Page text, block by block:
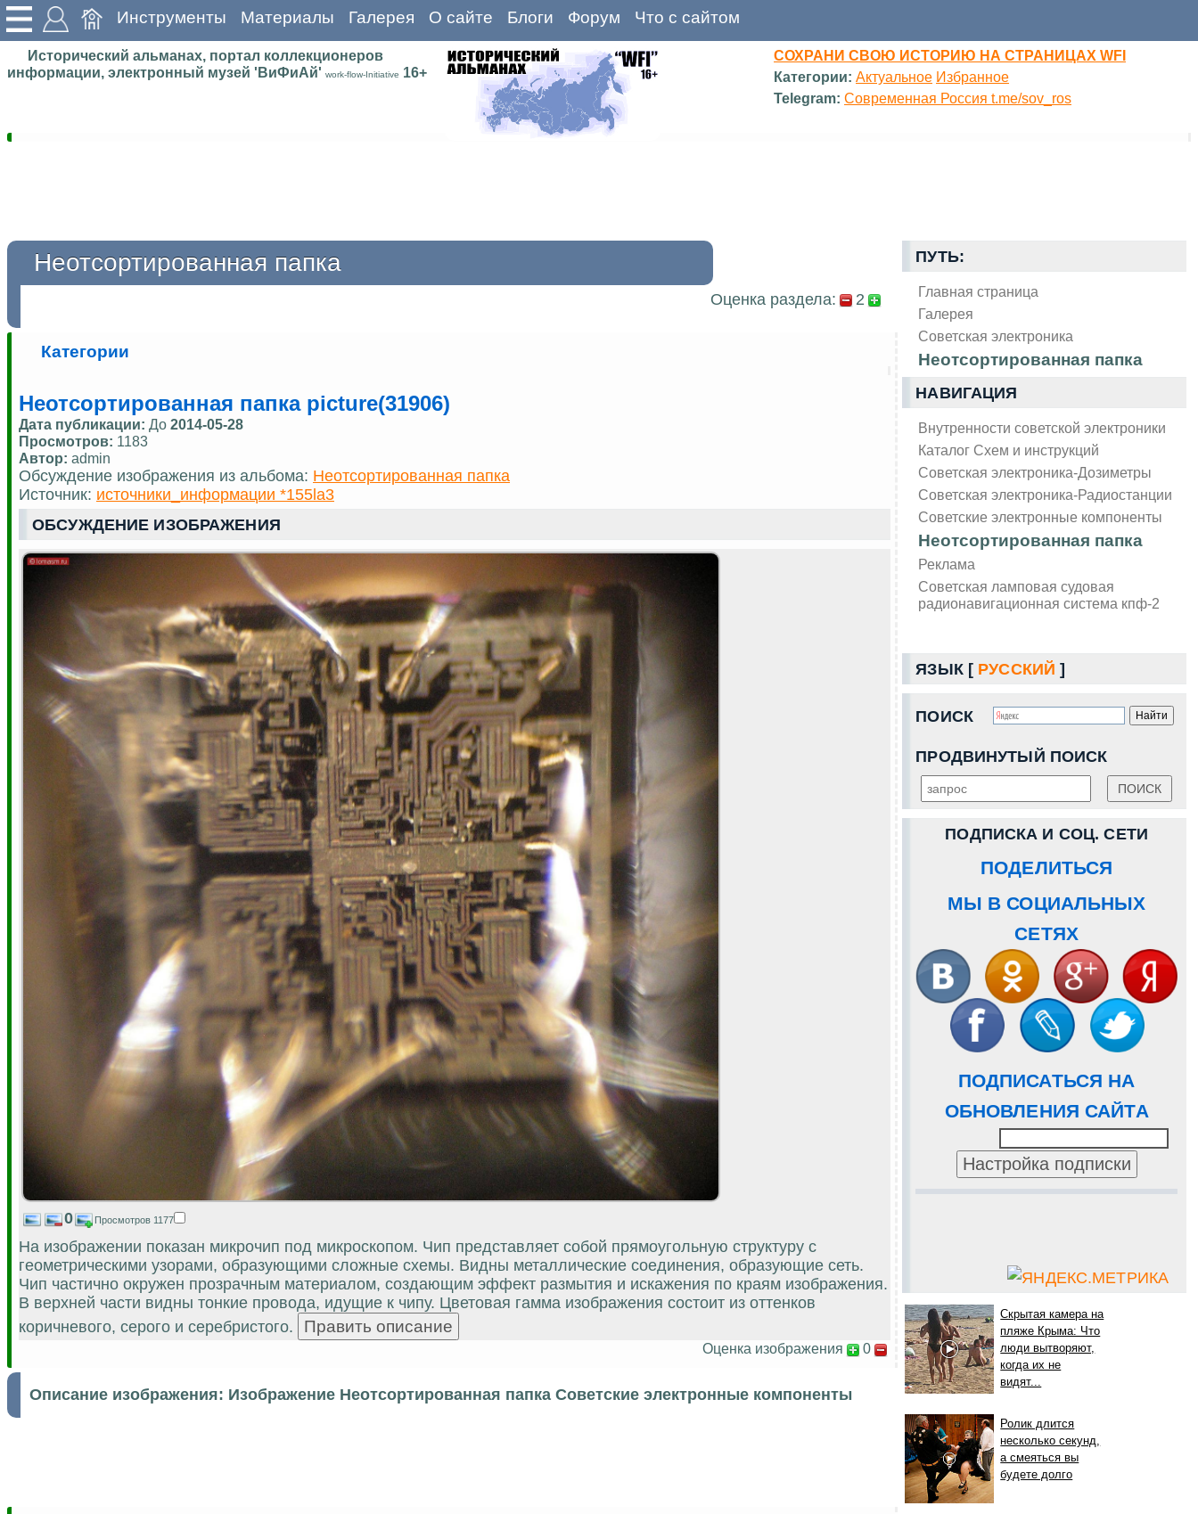
Инструменты Материалы Галерея О сайте Блоги Форум Что с сайтом
Исторический альманах, портал коллекционеров
информации, электронный музей 'ВиФиАй' work-flow-Initiative 16+
СОХРАНИ СВОЮ ИСТОРИЮ НА СТРАНИЦАХ WFI
Категории: Актуальное Избранное
Telegram: Современная Россия t.me/sov_ros
ПУТЬ:
Главная страница
Галерея
Советская электроника
Неотсортированная папка
НАВИГАЦИЯ
Внутренности советской электроники
Каталог Схем и инструкций
Советская электроника-Дозиметры
Советская электроника-Радиостанции
Советские электронные компоненты
Неотсортированная папка
Реклама
Советская ламповая судовая
радионавигационная система кпф-2
ЯЗЫК [ РУССКИЙ ]
ПОИСК
ПРОДВИНУТЫЙ ПОИСК
ПОДПИСКА И СОЦ. СЕТИ
ПОДЕЛИТЬСЯ
МЫ В СОЦИАЛЬНЫХ
СЕТЯХ
ПОДПИСАТЬСЯ НА
ОБНОВЛЕНИЯ САЙТА
Скрытая камера на
пляже Крыма: Что
люди вытворяют,
когда их не
видят...
Ролик длится
несколько секунд,
а смеяться вы
будете долго
Неотсортированная папка
Оценка раздела: 2
Категории
Неотсортированная папка picture(31906)
Дата публикации: До 2014-05-28
Просмотров: 1183
Автор: admin
Обсуждение изображения из альбома: Неотсортированная папка
Источник: источники_информации *155la3
ОБСУЖДЕНИЕ ИЗОБРАЖЕНИЯ
0 Просмотров 1177
На изображении показан микрочип под микроскопом. Чип представляет собой прямоугольную структуру с
геометрическими узорами, образующими сложные схемы. Видны металлические соединения, образующие сеть.
Чип частично окружен прозрачным материалом, создающим эффект размытия и искажения по краям изображения.
В верхней части видны тонкие провода, идущие к чипу. Цветовая гамма изображения состоит из оттенков
коричневого, серого и серебристого.
Оценка изображения 0
Описание изображения: Изображение Неотсортированная папка Советские электронные компоненты